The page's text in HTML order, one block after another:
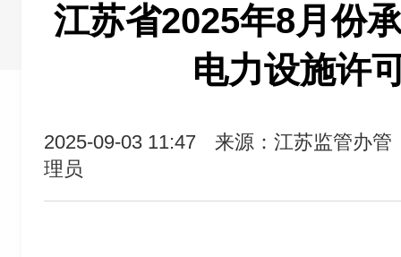
江苏省2025年8月份
电力设施许
2025-09-03 11:47
来源：江苏监管办管
理员